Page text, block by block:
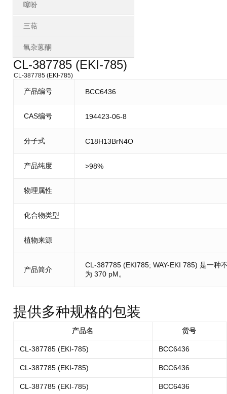
噻吩
三萜
氧杂蒽酮
CL-387785 (EKI-785)
CL-387785 (EKI-785)
产品编号 BCC6436
CAS编号 194423-06-8
分子式 C18H13BrN4O
产品纯度 >98%
物理属性
化合物类型
植物来源
产品简介
CL-387785 (EKI785; WAY-EKI 785) 是一种
为 370 pM。
提供多种规格的包装
产品名 货号
CL-387785 (EKI-785) BCC6436
CL-387785 (EKI-785) BCC6436
CL-387785 (EKI-785) BCC6436